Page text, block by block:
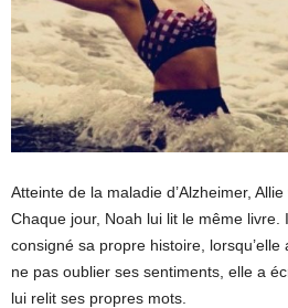
Atteinte de la maladie d’Alzheimer,
Chaque jour, Noah lui lit le même livre.
consigné sa propre histoire,
ne pas oublier ses sentiments, elle a
lui relit ses propres mots.